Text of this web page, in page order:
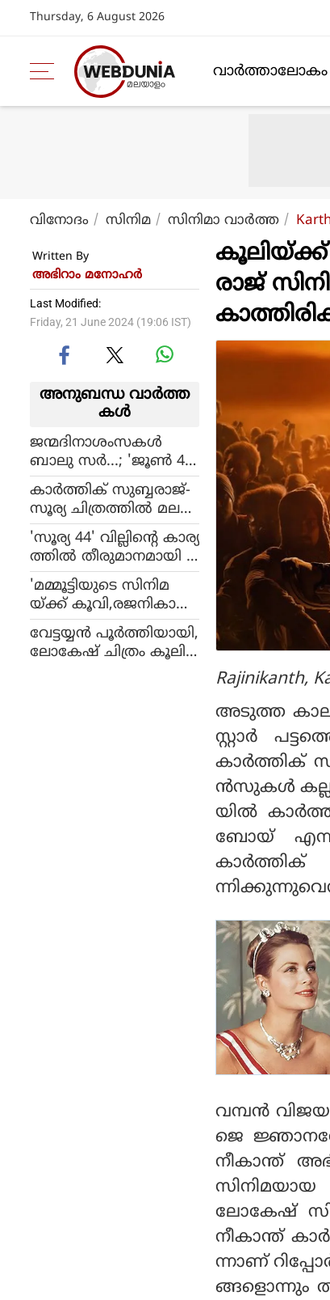
Thursday, 6 August 2026
വാര്‍ത്താലോകം
വിനോദം സിനിമ സിനിമാ വാര്‍ത്ത
Written By
അഭിറാം മനോഹർ
Last Modified:
Friday, 21 June 2024 (19:06 IST)
അനുബന്ധ വാര്‍ത്ത
കള്‍
ജന്മദിനാശംസകള്‍
ബാലു സര്‍...; 'ജൂണ്‍ 4'
സുജാത എങ്ങനെ മറ
ക്കും!
കാർത്തിക് സുബ്ബരാജ്-
സൂര്യ ചിത്രത്തിൽ മല
യാളത്തിൽ നിന്നും
ജോജുവിനൊപ്പം ജയ
റാമും, ക്യാരക്ടർ പോസ്റ്റ
ർ പുറത്ത്
'സൂര്യ 44' വില്ലിന്റെ കാര്യ
ത്തില്‍ തീരുമാനമായി !
ഷൂട്ടിംഗ് ജൂണില്‍
'മമ്മൂട്ടിയുടെ സിനിമ
യ്ക്ക് കൂവി,രജനികാന്ത്
അല്ലാതെ വേറെ ആ
രുടെയും ശബ്ദം കേൾ
ക്കണ്ട';ദളപതി തിയേറ്റ
വേട്ടയ്യൻ പൂർത്തിയായി,
ലോകേഷ് ചിത്രം കൂലി
കൂലിയ്ക്ക്
രാജ്
Rajinikanth,
അടുത്ത
സ്റ്റാര്‍
കാര്‍ത്തിക്
ന്‍സുകള്‍
യില്‍
ബോയ് എന്ന്
വമ്പന്‍
ജെ
നീകാന്ത്
ലോകേഷ്
നീകാന്ത്
ന്നാണ്
ങ്ങളൊന്നും